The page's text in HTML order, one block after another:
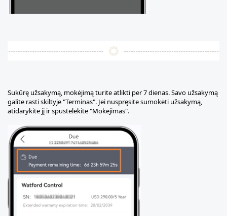
Sukūrę užsakymą, mokėjimą turite atlikti per 7 dienas. Savo užsakymą
galite rasti skiltyje "Terminas". Jei nuspręsite sumokėti užsakymą,
atidarykite jį ir spustelėkite "Mokėjimas".